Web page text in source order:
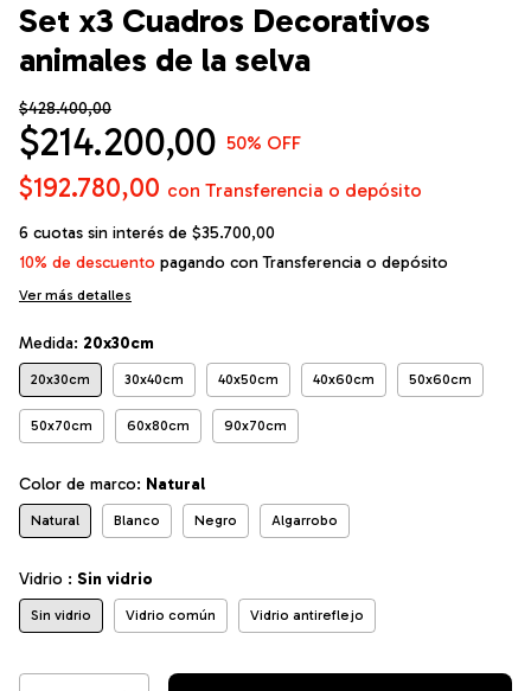
Set x3 Cuadros Decorativos
animales de la selva
$428.400,00
$214.200,00 50% OFF
$192.780,00 con Transferencia o depósito
6 cuotas sin interés de $35.700,00
10% de descuento pagando con Transferencia o depósito
Ver más detalles
Medida: 20x30cm
20x30cm 30x40cm 40x50cm 40x60cm 50x60cm
50x70cm 60x80cm 90x70cm
Color de marco: Natural
Natural Blanco Negro Algarrobo
Vidrio : Sin vidrio
Sin vidrio Vidrio común Vidrio antireflejo